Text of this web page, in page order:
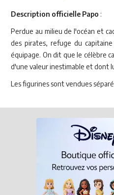
Description officielle Papo :
Perdue au milieu de l'océan et
des pirates, refuge du
équipage. On dit que le célèbre
d'une valeur inestimable et dont
Les figurines sont vendues